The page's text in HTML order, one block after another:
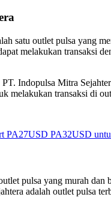
satu outlet pulsa yang
melakukan transaksi
Indopulsa Mitra
melakukan transaksi di
PA32USD
pulsa yang murah
adalah outlet pulsa